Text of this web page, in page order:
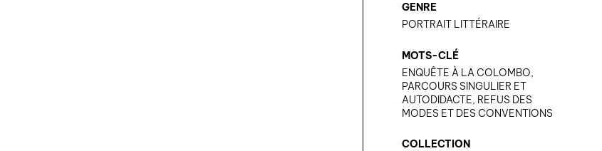
GENRE
PORTRAIT LITTÉRAIRE
MOTS-CLÉ
ENQUÊTE À LA COLOMBO,
PARCOURS SINGULIER ET
AUTODIDACTE, REFUS DES
MODES ET DES CONVENTIONS
COLLECTION